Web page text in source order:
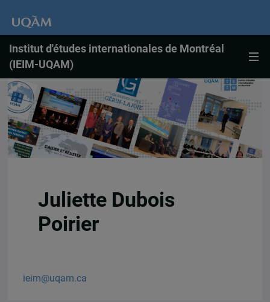
Institut d'études internationales de Montréal
(IEIM-UQAM)
Juliette Dubois
Poirier
ieim@uqam.ca